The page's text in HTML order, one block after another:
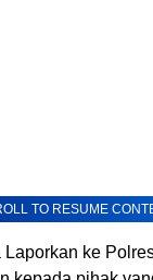
TO RESUME
ke